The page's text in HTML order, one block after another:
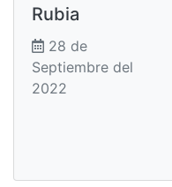
Rubia
28 de
Septiembre del
2022